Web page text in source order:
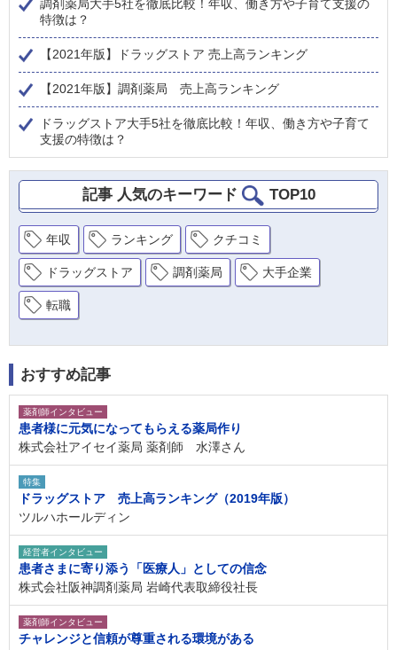
調剤薬局大手5社を徹底比較！年収、働き方や子育て支援の
特徴は？
【2021年版】ドラッグストア 売上高ランキング
【2021年版】調剤薬局 売上高ランキング
ドラッグストア大手5社を徹底比較！年収、働き方や子育て
支援の特徴は？
記事 人気のキーワード TOP10
年収 ランキング クチコミ
ドラッグストア 調剤薬局 大手企業
転職
おすすめ記事
薬剤師インタビュー
患者様に元気になってもらえる薬局作り
株式会社アイセイ薬局 薬剤師 水澤さん
特集
ドラッグストア 売上高ランキング（2019年版）
ツルハホールディン
経営者インタビュー
患者さまに寄り添う「医療人」としての信念
株式会社阪神調剤薬局 岩崎代表取締役社長
薬剤師インタビュー
チャレンジと信頼が尊重される環境がある